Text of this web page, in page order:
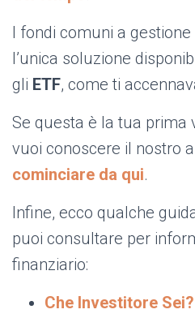
I fondi comuni a
l’unica soluzione
gli ETF, come ti
Se questa è la tua prima
vuoi conoscere il nostro
cominciare da qui.
Infine, ecco qualche
puoi consultare per
finanziario:
Che Investitore